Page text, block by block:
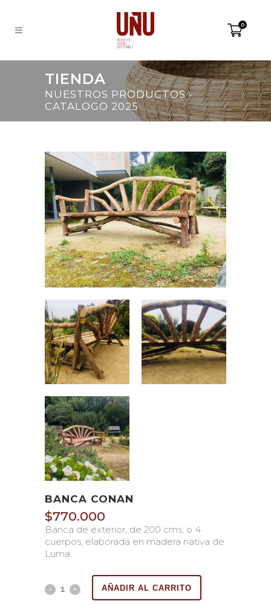
0
TIENDA
NUESTROS PRODUCTOS -
CATALOGO 2025
BANCA CONAN
$770.000
Banca de exterior, de 200 cms, o 4
cuerpos, elaborada en madera nativa de
Luma.
AÑADIR AL CARRITO